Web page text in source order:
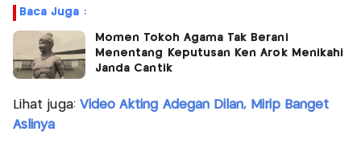
Baca Juga :
Momen Tokoh Agama Tak Berani
Menentang Keputusan Ken Arok Menikahi
Janda Cantik
Lihat juga: Video Akting Adegan Dilan, Mirip Banget
Aslinya